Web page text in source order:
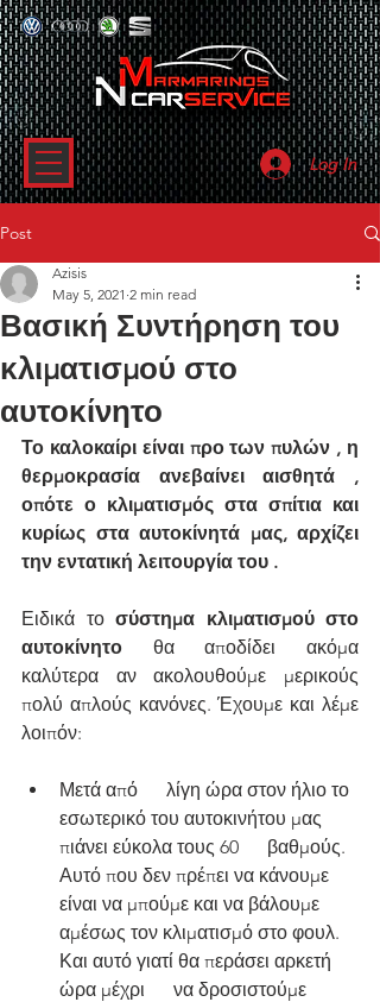
Log In
Post
Βασική Συντήρηση του
κλιματισμού στο
αυτοκίνητο
Azisis
May 5, 2021 2 min read
Το καλοκαίρι είναι προ των πυλών , η
θερμοκρασία ανεβαίνει αισθητά ,
οπότε ο κλιματισμός στα σπίτια και
κυρίως στα αυτοκίνητά μας, αρχίζει
την εντατική λειτουργία του .
Ειδικά το σύστημα κλιματισμού στο
αυτοκίνητο θα αποδίδει ακόμα
καλύτερα αν ακολουθούμε μερικούς
πολύ απλούς κανόνες. Έχουμε και λέμε
λοιπόν:
Μετά από      λίγη ώρα στον ήλιο το
εσωτερικό του αυτοκινήτου μας
πιάνει εύκολα τους 60      βαθμούς.
Αυτό που δεν πρέπει να κάνουμε
είναι να μπούμε και να βάλουμε
αμέσως τον κλιματισμό στο φουλ.
Και αυτό γιατί θα περάσει αρκετή
ώρα μέχρι      να δροσιστούμε